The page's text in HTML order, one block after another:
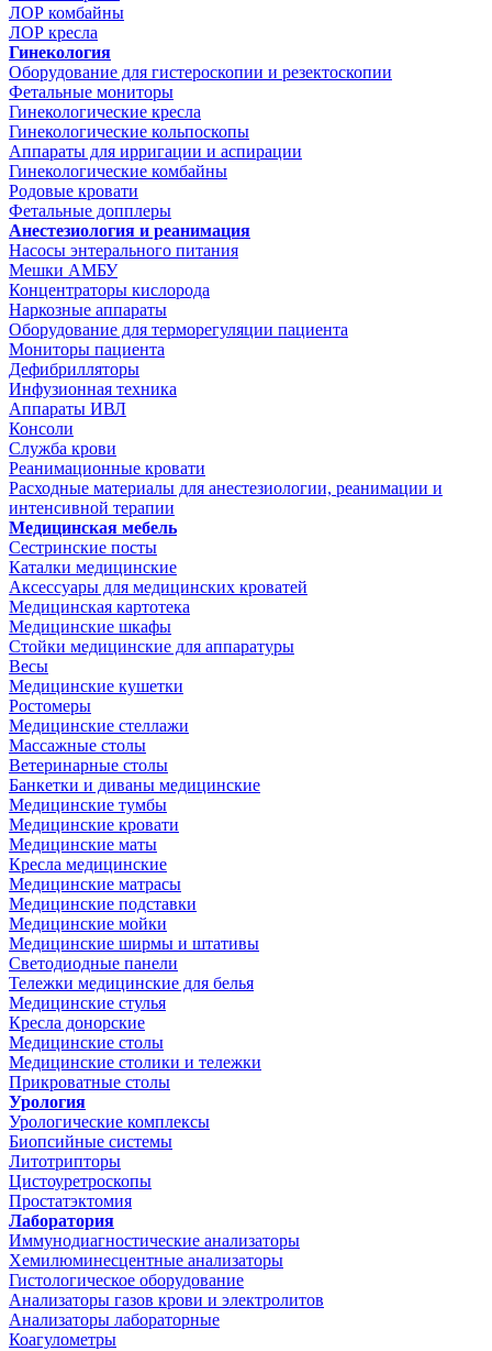
ЛОР комбайны
ЛОР кресла
Гинекология
Оборудование для гистероскопии и резектоскопии
Фетальные мониторы
Гинекологические кресла
Гинекологические кольпоскопы
Аппараты для ирригации и аспирации
Гинекологические комбайны
Родовые кровати
Фетальные допплеры
Анестезиология и реанимация
Насосы энтерального питания
Мешки АМБУ
Концентраторы кислорода
Наркозные аппараты
Оборудование для терморегуляции пациента
Мониторы пациента
Дефибрилляторы
Инфузионная техника
Аппараты ИВЛ
Консоли
Служба крови
Реанимационные кровати
Расходные материалы для анестезиологии, реанимации и
интенсивной терапии
Медицинская мебель
Сестринские посты
Каталки медицинские
Аксессуары для медицинских кроватей
Медицинская картотека
Медицинские шкафы
Стойки медицинские для аппаратуры
Весы
Медицинские кушетки
Ростомеры
Медицинские стеллажи
Массажные столы
Ветеринарные столы
Банкетки и диваны медицинские
Медицинские тумбы
Медицинские кровати
Медицинские маты
Кресла медицинские
Медицинские матрасы
Медицинские подставки
Медицинские мойки
Медицинские ширмы и штативы
Светодиодные панели
Тележки медицинские для белья
Медицинские стулья
Кресла донорские
Медицинские столы
Медицинские столики и тележки
Прикроватные столы
Урология
Урологические комплексы
Биопсийные системы
Литотрипторы
Цистоуретроскопы
Простатэктомия
Лаборатория
Иммунодиагностические анализаторы
Хемилюминесцентные анализаторы
Гистологическое оборудование
Анализаторы газов крови и электролитов
Анализаторы лабораторные
Коагулометры